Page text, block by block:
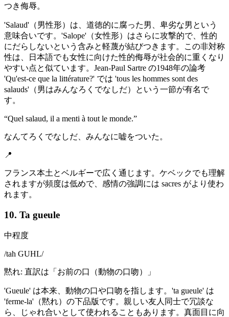
つき侮辱。
'Salaud'（男性形）は、道徳的に腐った男、卑劣な男という
意味合いです。'Salope'（女性形）はさらに攻撃的で、性的
にだらしないという含みと軽蔑が結びつきます。この非対称
性は、日本語でも女性に向けた性的侮辱が社会的に重くなり
やすい点と似ています。Jean-Paul Sartre の1948年の論考
'Qu'est-ce que la littérature?' では 'tous les hommes sont des
salauds'（男はみんなろくでなしだ）という一節が有名で
す。
“Quel salaud, il a menti à tout le monde.”
なんてろくでなしだ、みんなに嘘をついた。
📍
フランス本土とベルギーで広く通じます。ケベックでも理解
されますが頻度は低めで、感情の強調には sacres がより使わ
れます。
10. Ta gueule
中程度
/tah GUHL/
黙れ: 直訳は「お前の口（動物の口吻）」
'Gueule' は本来、動物の口や口吻を指します。'ta gueule' は
'ferme-la'（黙れ）の下品版です。親しい友人同士で冗談な
ら、じゃれ合いとして使われることもあります。真面目に向